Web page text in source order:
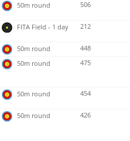
50m round 506
FITA Field - 1 day 212
50m round
448
50m round 475
50m round 454
50m round 426